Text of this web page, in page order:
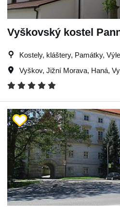
Vyškovský kostel
Kostely, kláštery, Památky,
Vyškov, Jižní Morava, Haná,